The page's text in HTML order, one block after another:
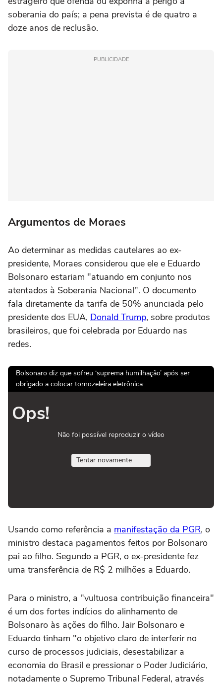
soberania do país; a pena prevista é de quatro a
doze anos de reclusão.
PUBLICIDADE
Argumentos de Moraes
Ao determinar as medidas cautelares ao ex-
presidente, Moraes considerou que ele e Eduardo
Bolsonaro estariam "atuando em conjunto nos
atentados à Soberania Nacional". O documento
fala diretamente da tarifa de 50% anunciada pelo
presidente dos EUA, Donald Trump, sobre produtos
brasileiros, que foi celebrada por Eduardo nas
redes.
Bolsonaro diz que sofreu ‘suprema humilhação’ após ser
obrigado a colocar tornozeleira eletrônica:
Ops!
Não foi possível reproduzir o vídeo
Tentar novamente
Usando como referência a manifestação da PGR, o
ministro destaca pagamentos feitos por Bolsonaro
pai ao filho. Segundo a PGR, o ex-presidente fez
uma transferência de R$ 2 milhões a Eduardo.
Para o ministro, a "vultuosa contribuição financeira"
é um dos fortes indícios do alinhamento de
Bolsonaro às ações do filho. Jair Bolsonaro e
Eduardo tinham "o objetivo claro de interferir no
curso de processos judiciais, desestabilizar a
economia do Brasil e pressionar o Poder Judiciário,
notadamente o Supremo Tribunal Federal, através